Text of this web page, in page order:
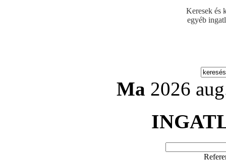
Keresek és
egyéb
Ma 2026